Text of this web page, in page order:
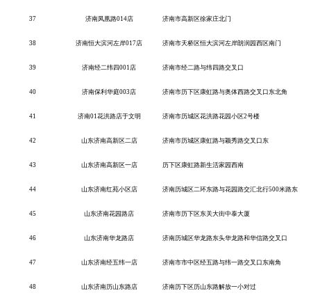
37 济南凤凰路014店 济南市高新区徐家庄北门
38 济南恒大滨河左岸017店 济南市天桥区恒大滨河左岸朗润园西区南门
39 济南经二纬四001店 济南市经二路与纬四路交叉口
40 济南保利华庭003店 济南市历下区康虹路与奥体西路交叉口东北角
41 济南01花洪路店于文明 济南市历城区花洪路花园小区2号楼
42 山东济南高新区二店 济南市历城区康虹路与颖秀路交叉口东
43 山东济南高新区一店 历下区康虹路新生活家园西南
44 山东济南红苑小区店 济南历城区二环东路与花园路交汇北行500米路东
45 山东济南花园路店 济南市历下区东关大街中泰大厦
46 山东济南华龙路店 济南历城区华龙路东头华龙路和华信路交叉口
47 山东济南经五纬一店 济南市市中区经五路与纬一路交叉口东南角
48 山东济南历山东路店 济南历下区历山东路解放一小对过